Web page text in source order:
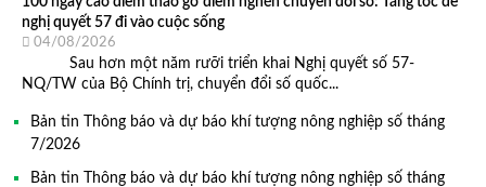
nghị quyết 57 đi vào cuộc sống
04/08/2026
Sau hơn một năm rưỡi triển khai Nghị quyết số 57-
NQ/TW của Bộ Chính trị, chuyển đổi số quốc...
Bản tin Thông báo và dự báo khí tượng nông nghiệp số tháng
7/2026
Bản tin Thông báo và dự báo khí tượng nông nghiệp số tháng